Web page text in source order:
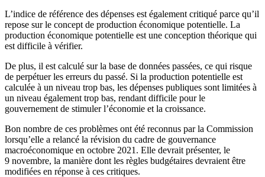
L’indice de référence des dépenses est également critiqué parce qu’il
repose sur le concept de production économique potentielle. La
production économique potentielle est une conception théorique qui
est difficile à vérifier.
De plus, il est calculé sur la base de données passées, ce qui risque
de perpétuer les erreurs du passé. Si la production potentielle est
calculée à un niveau trop bas, les dépenses publiques sont limitées à
un niveau également trop bas, rendant difficile pour le
gouvernement de stimuler l’économie et la croissance.
Bon nombre de ces problèmes ont été reconnus par la Commission
lorsqu’elle a relancé la révision du cadre de gouvernance
macroéconomique en octobre 2021. Elle devrait présenter, le
9 novembre, la manière dont les règles budgétaires devraient être
modifiées en réponse à ces critiques.